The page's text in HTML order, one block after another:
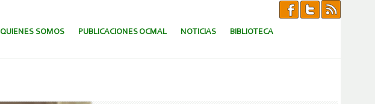
CONTENIDO.
QUIENES SOMOS PUBLICACIONES OCMAL NOTICIAS BIBLIOTECA